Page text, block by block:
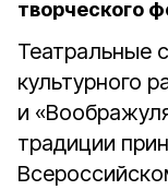
творческого
Театральные
культурного
и
традиции